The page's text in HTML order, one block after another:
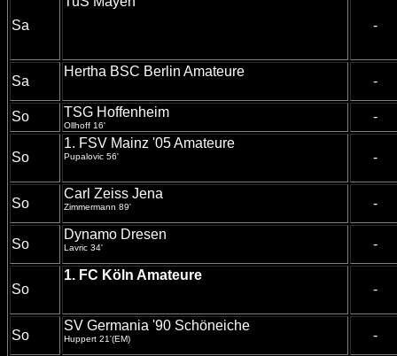
Sa
-
Sa
Hertha BSC Berlin Amateure
-
So TSG Hoffenheim
Ollhoff 16'
-
So
1. FSV Mainz '05 Amateure
Pupalovic 56' -
So
Carl Zeiss Jena
Zimmermann 89' -
So
Dynamo Dresen
Lavric 34' -
So
1. FC Köln Amateure
-
So
SV Germania '90 Schöneiche
Huppert 21'(EM) -